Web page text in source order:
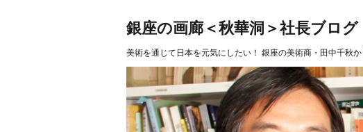
銀座の画廊＜秋華洞＞社長ブログ
美術を通じて日本を元気にしたい！ 銀座の美術商・田中千秋